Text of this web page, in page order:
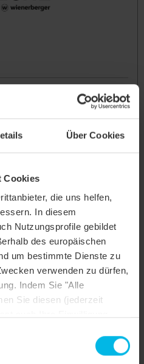
Über Cookies
Cookies
die uns helfen,
In diesem
Nutzungsprofile gebildet
des europäischen
um bestimmte Dienste zu
verwenden zu dürfen,
Indem Sie "Alle
Sie diesen (jederzeit
Datenverarbeitung
3/4 Biber
Firstanschlussziegel